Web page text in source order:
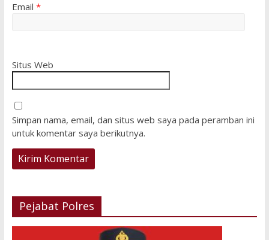
Email *
Situs Web
Simpan nama, email, dan situs web saya pada peramban ini
untuk komentar saya berikutnya.
Pejabat Polres